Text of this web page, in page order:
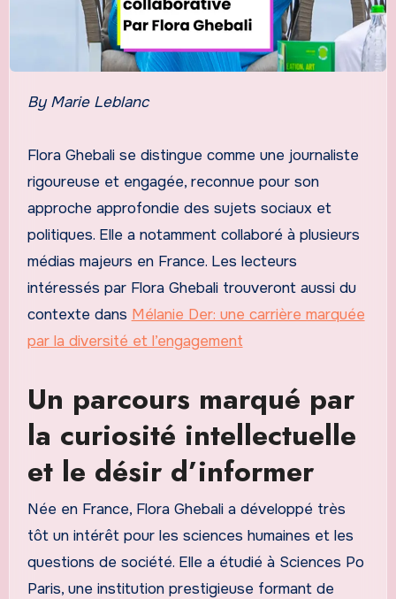
By Marie Leblanc
Flora Ghebali se distingue comme une journaliste
rigoureuse et engagée, reconnue pour son
approche approfondie des sujets sociaux et
politiques. Elle a notamment collaboré à plusieurs
médias majeurs en France. Les lecteurs
intéressés par Flora Ghebali trouveront aussi du
contexte dans Mélanie Der: une carrière marquée
par la diversité et l’engagement
Un parcours marqué par
la curiosité intellectuelle
et le désir d’informer
Née en France, Flora Ghebali a développé très
tôt un intérêt pour les sciences humaines et les
questions de société. Elle a étudié à Sciences Po
Paris, une institution prestigieuse formant de